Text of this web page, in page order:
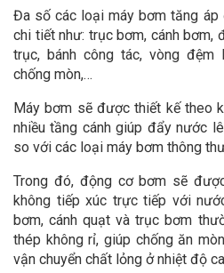
Đa số các loại máy bơm tăng
chi tiết như: trục bơm, cánh bơm,
trục, bánh công tác, vòng đệm
chống mòn,…
Máy bơm sẽ được thiết kế theo
nhiều tầng cánh giúp đẩy nước
so với các loại máy bơm thông
Trong đó, động cơ bơm sẽ
không tiếp xúc trực tiếp với
bơm, cánh quạt và trục bơm
thép không rỉ, giúp chống ăn
vận chuyển chất lỏng ở nhiệt độ